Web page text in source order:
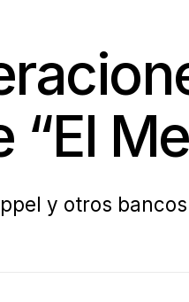
y otros